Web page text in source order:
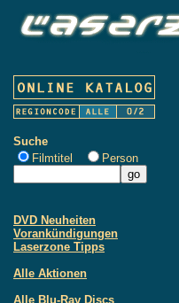
Suche
Filmtitel
Person
DVD Neuheiten
Vorankündigungen
Laserzone Tipps
Alle Aktionen
Alle Blu-Ray Discs